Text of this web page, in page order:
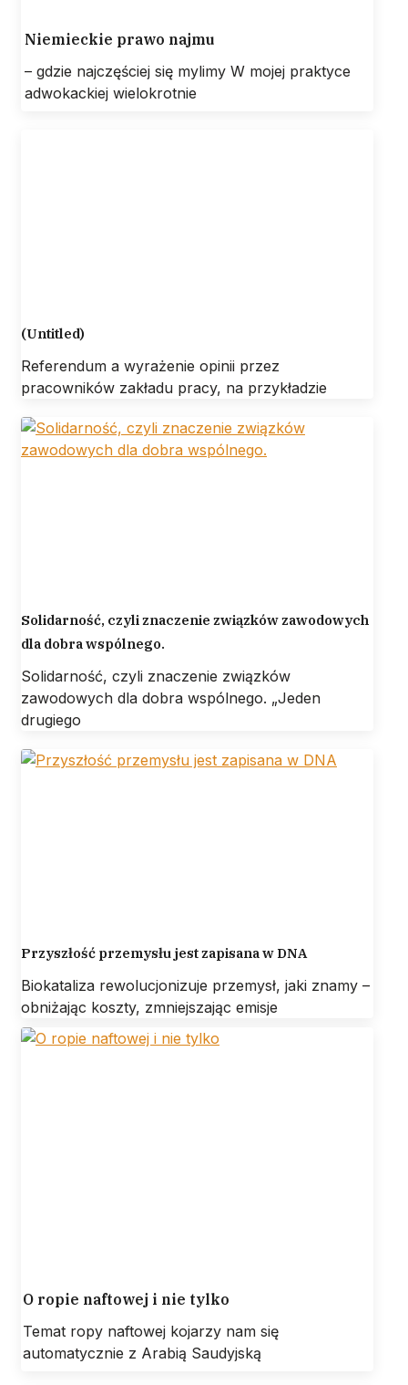
Niemieckie prawo najmu
– gdzie najczęściej się mylimy W mojej praktyce
adwokackiej wielokrotnie
(Untitled)
Referendum a wyrażenie opinii przez
pracowników zakładu pracy, na przykładzie
Solidarność, czyli znaczenie związków zawodowych
dla dobra wspólnego.
Solidarność, czyli znaczenie związków
zawodowych dla dobra wspólnego. „Jeden
drugiego
Przyszłość przemysłu jest zapisana w DNA
Biokataliza rewolucjonizuje przemysł, jaki znamy –
obniżając koszty, zmniejszając emisje
O ropie naftowej i nie tylko
Temat ropy naftowej kojarzy nam się
automatycznie z Arabią Saudyjską